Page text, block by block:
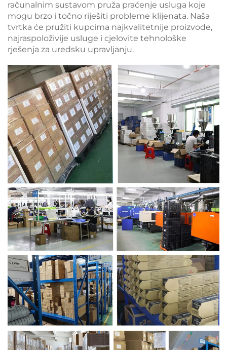
računalnim sustavom pruža praćenje usluga koje
mogu brzo i točno riješiti probleme klijenata. Naša
tvrtka će pružiti kupcima najkvalitetnije proizvode,
najraspoloživije usluge i cjelovite tehnološke
rješenja za uredsku upravljanju.